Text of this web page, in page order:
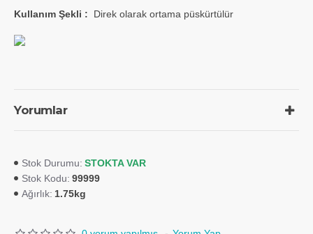
Kullanım Şekli : Direk olarak ortama püskürtülür
Yorumlar
Stok Durumu: STOKTA VAR
Stok Kodu: 99999
Ağırlık: 1.75kg